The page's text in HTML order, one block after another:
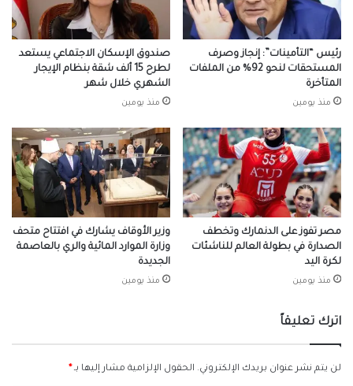
رئيس “التأمينات”: إنجاز وصرف
المستحقات لنحو 92% من الملفات
المتأخرة
منذ يومين
صندوق الإسكان الاجتماعي يستعد
لطرح 15 ألف شقة بنظام الإيجار
الشهري خلال شهر
منذ يومين
مصر تفوز على الدنمارك وتخطف
الصدارة في بطولة العالم للناشئات
لكرة اليد
منذ يومين
وزير الأوقاف يشارك في افتتاح متحف
وزارة الموارد المائية والري بالعاصمة
الجديدة
منذ يومين
اترك تعليقاً
لن يتم نشر عنوان بريدك الإلكتروني. الحقول الإلزامية مشار إليها بـ*